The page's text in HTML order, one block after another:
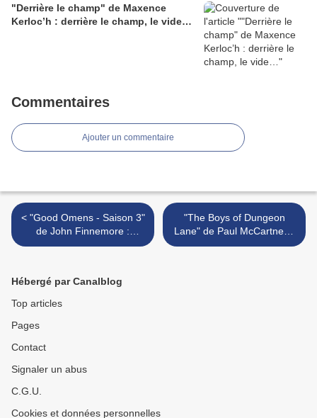
"Derrière le champ" de Maxence
Kerloc’h : derrière le champ, le vide…
Commentaires
Ajouter un commentaire
< "Good Omens - Saison 3"
de John Finnemore :
malgré tout...
"The Boys of Dungeon
Lane" de Paul McCartney :
faire danser les fantômes >
Hébergé par Canalblog
Top articles
Pages
Contact
Signaler un abus
C.G.U.
Cookies et données personnelles